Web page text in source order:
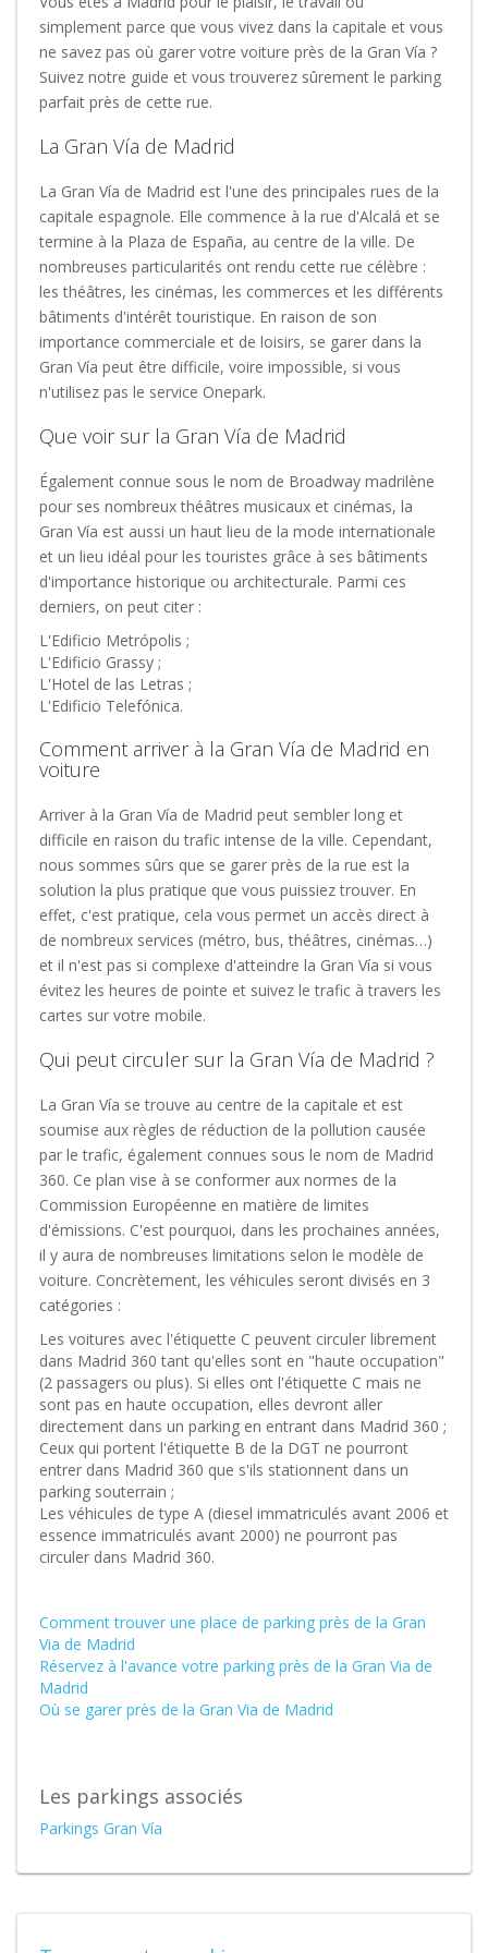
simplement parce que vous vivez dans la capitale et vous
ne savez pas où garer votre voiture près de la Gran Vía ?
Suivez notre guide et vous trouverez sûrement le parking
parfait près de cette rue.
La Gran Vía de Madrid
La Gran Vía de Madrid est l'une des principales rues de la
capitale espagnole. Elle commence à la rue d'Alcalá et se
termine à la Plaza de España, au centre de la ville. De
nombreuses particularités ont rendu cette rue célèbre :
les théâtres, les cinémas, les commerces et les différents
bâtiments d'intérêt touristique. En raison de son
importance commerciale et de loisirs, se garer dans la
Gran Vía peut être difficile, voire impossible, si vous
n'utilisez pas le service Onepark.
Que voir sur la Gran Vía de Madrid
Également connue sous le nom de Broadway madrilène
pour ses nombreux théâtres musicaux et cinémas, la
Gran Vía est aussi un haut lieu de la mode internationale
et un lieu idéal pour les touristes grâce à ses bâtiments
d'importance historique ou architecturale. Parmi ces
derniers, on peut citer :
L'Edificio Metrópolis ;
L'Edificio Grassy ;
L'Hotel de las Letras ;
L'Edificio Telefónica.
Comment arriver à la Gran Vía de Madrid en
voiture
Arriver à la Gran Vía de Madrid peut sembler long et
difficile en raison du trafic intense de la ville. Cependant,
nous sommes sûrs que se garer près de la rue est la
solution la plus pratique que vous puissiez trouver. En
effet, c'est pratique, cela vous permet un accès direct à
de nombreux services (métro, bus, théâtres, cinémas…)
et il n'est pas si complexe d'atteindre la Gran Vía si vous
évitez les heures de pointe et suivez le trafic à travers les
cartes sur votre mobile.
Qui peut circuler sur la Gran Vía de Madrid ?
La Gran Vía se trouve au centre de la capitale et est
soumise aux règles de réduction de la pollution causée
par le trafic, également connues sous le nom de Madrid
360. Ce plan vise à se conformer aux normes de la
Commission Européenne en matière de limites
d'émissions. C'est pourquoi, dans les prochaines années,
il y aura de nombreuses limitations selon le modèle de
voiture. Concrètement, les véhicules seront divisés en 3
catégories :
Les voitures avec l'étiquette C peuvent circuler librement
dans Madrid 360 tant qu'elles sont en "haute occupation"
(2 passagers ou plus). Si elles ont l'étiquette C mais ne
sont pas en haute occupation, elles devront aller
directement dans un parking en entrant dans Madrid 360 ;
Ceux qui portent l'étiquette B de la DGT ne pourront
entrer dans Madrid 360 que s'ils stationnent dans un
parking souterrain ;
Les véhicules de type A (diesel immatriculés avant 2006 et
essence immatriculés avant 2000) ne pourront pas
circuler dans Madrid 360.
Comment trouver une place de parking près de la Gran
Via de Madrid
Réservez à l'avance votre parking près de la Gran Via de
Madrid
Où se garer près de la Gran Via de Madrid
Les parkings associés
Parkings Gran Vía